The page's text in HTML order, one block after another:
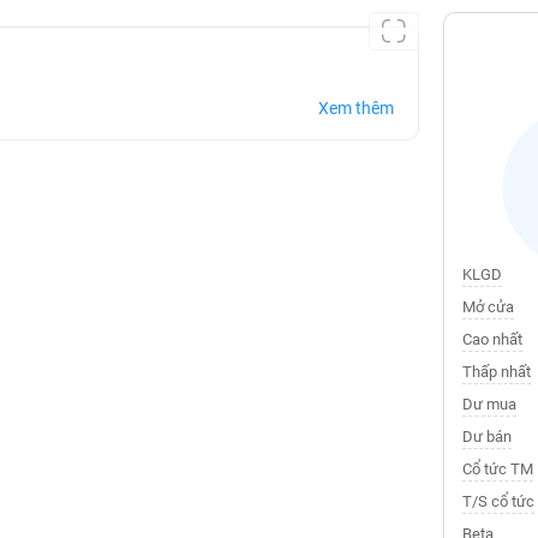
Xem thêm
KLGD
Mở cửa
Cao nhất
Thấp nhất
Dư mua
Dư bán
Cổ tức TM
T/S cổ tức
Beta